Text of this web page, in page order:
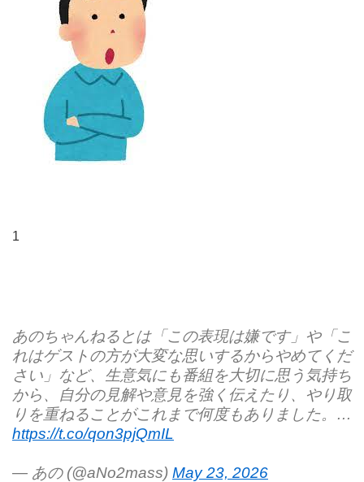
1
あのちゃんねるとは「この表現は嫌です」や「こ
れはゲストの方が大変な思いするからやめてくだ
さい」など、生意気にも番組を大切に思う気持ち
から、自分の見解や意見を強く伝えたり、やり取
りを重ねることがこれまで何度もありました。…
https://t.co/qon3pjQmIL
— あの (@aNo2mass) May 23, 2026